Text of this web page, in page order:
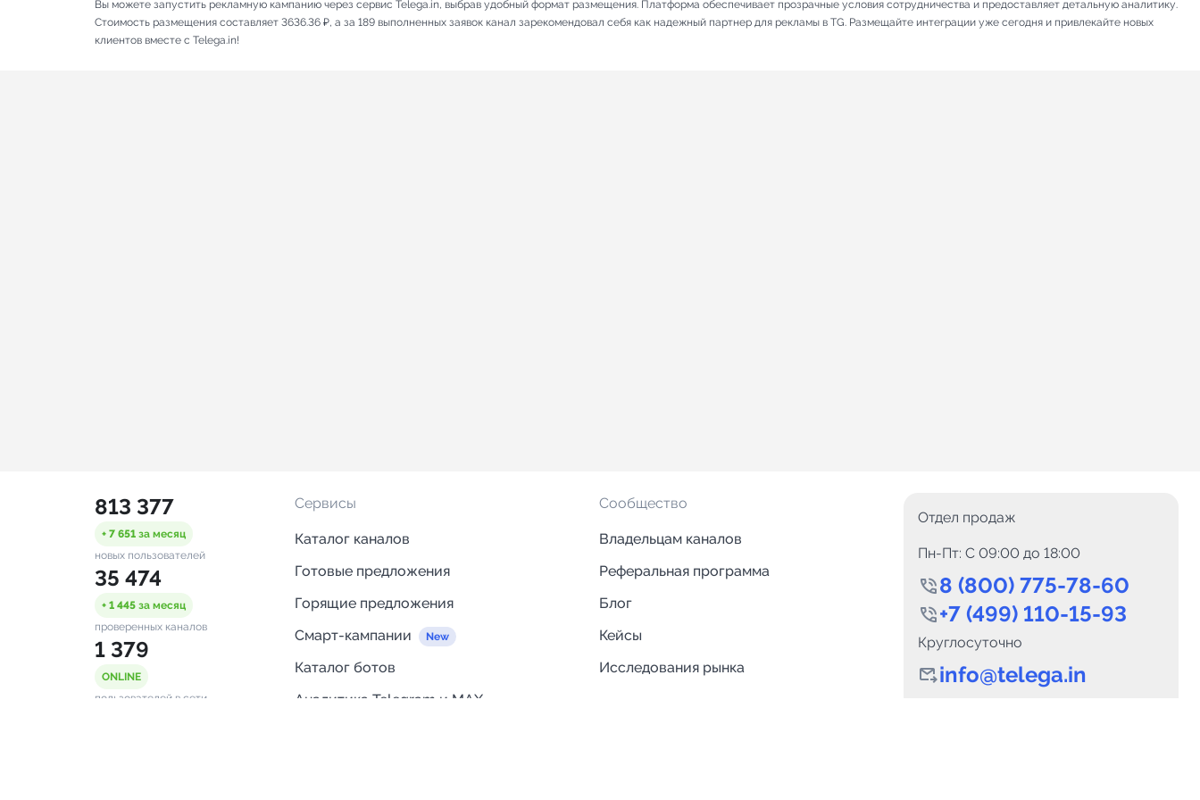
Вы можете запустить рекламную кампанию через сервис Telega.in, выбрав удобный формат размещения. Платформа обеспечивает прозрачные условия сотрудничества и предоставляет детальную аналитику.
Стоимость размещения составляет 3636.36 ₽, а за 189 выполненных заявок канал зарекомендовал себя как надежный партнер для рекламы в TG. Размещайте интеграции уже сегодня и привлекайте новых
клиентов вместе с Telega.in!
Каналов:
813 377
+ 7 651 за месяц
новых пользователей
35 474
+ 1 445 за месяц
проверенных каналов
1 379
ONLINE
пользователей в сети
Сервисы
Каталог каналов
Готовые предложения
Горящие предложения
Смарт-кампании
Каталог ботов
Аналитика Telegram и MAX
Сообщество
Владельцам каналов
Реферальная программа
Блог
Кейсы
Исследования рынка
Отдел продаж
Пн-Пт: C 09:00 до 18:00
8 (800) 775-78-60
+7 (499) 110-15-93
Круглосуточно
info@telega.in